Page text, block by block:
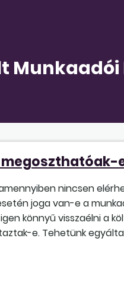
nincsen
joga van-e a
könnyű visszaélni a
e. Tehetünk